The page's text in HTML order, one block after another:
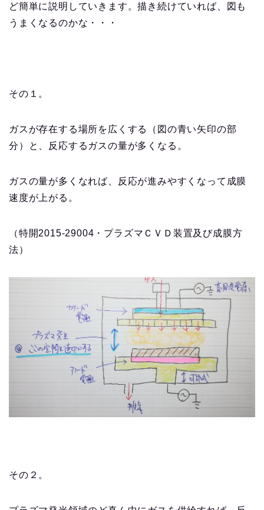
ど簡単に説明していきます。描き続けていれば、図も
うまくなるのかな・・・
その１。
ガスが存在する場所を広くする（図の青い矢印の部
分）と、反応するガスの量が多くなる。
ガスの量が多くなれば、反応が進みやすくなって成膜
速度が上がる。
（特開2015-29004・プラズマＣＶＤ装置及び成膜方
法）
その２。